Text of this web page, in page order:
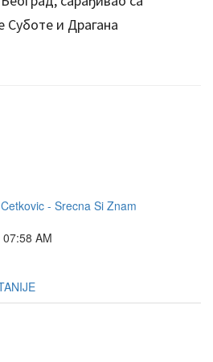
и Драгана
- Srecna Si Znam
07:58 AM